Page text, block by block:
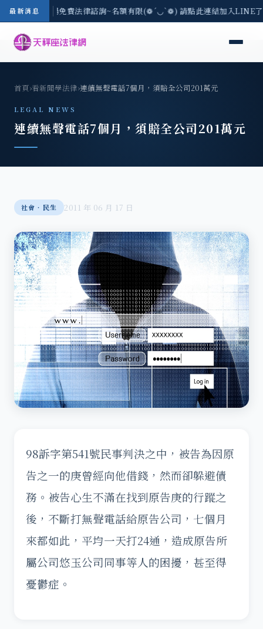
最新消息
-8/3(一) 現場免費法律諮詢~名額有限(❁´◡`❁) 請點此連結加入LINE
首頁›看新聞學法律›連續無聲電話7個月，須賠全公司201萬元
LEGAL NEWS
連續無聲電話7個月，須賠全公司201萬元
社會‧民生 2011 年 06 月 17 日
98訴字第541號民事判決之中，被告為因原
告之一的庚曾經向他借錢，然而卻躲避債
務。被告心生不滿在找到原告庚的行蹤之
後，不斷打無聲電話給原告公司，七個月
來都如此，平均一天打24通，造成原告所
屬公司悠玉公司同事等人的困擾，甚至得
憂鬱症。